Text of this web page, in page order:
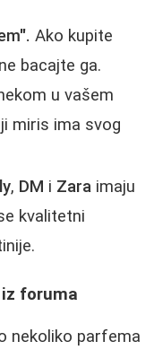
Ako kupite
bacajte ga.
u vašem
miris ima svog
, DM i Zara imaju
kvalitetni
foruma
nekoliko parfema